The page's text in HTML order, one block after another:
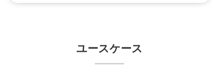
ユースケース